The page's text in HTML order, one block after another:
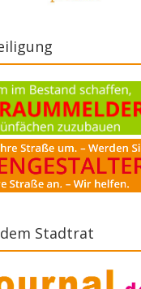
Stadtrat